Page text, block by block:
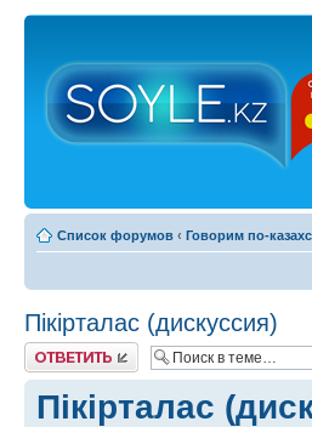
Список форумов ‹ Говорим по-
Пікірталас (дискуссия)
Ответить
Пікірталас